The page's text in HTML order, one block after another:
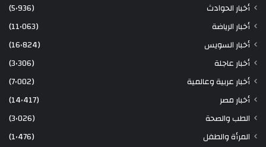
أخبار الحوادث
(5٬936)
أخبار الرياضة
(11٬063)
أخبار السويس
(16٬824)
أخبار عاجلة
(3٬306)
أخبار عربية وعالمية
(7٬002)
أخبار مصر
(14٬417)
الطب والصحة
(3٬026)
المرأة والطفل
(1٬476)